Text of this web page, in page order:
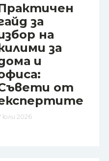
за
на
за
и
от
юли 2026